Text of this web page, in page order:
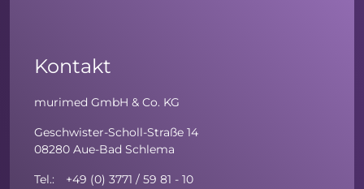
Kontakt
murimed GmbH & Co. KG
Geschwister-Scholl-Straße 14
08280 Aue-Bad Schlema
Tel.: +49 (0) 3771 / 59 81 - 10